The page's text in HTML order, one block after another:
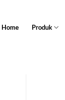
Home Produk